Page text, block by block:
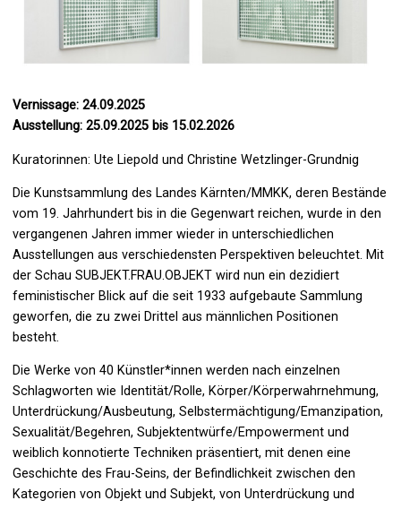
Vernissage: 24.09.2025
Ausstellung: 25.09.2025 bis 15.02.2026
Kuratorinnen: Ute Liepold und Christine Wetzlinger-Grundnig
Die Kunstsammlung des Landes Kärnten/MMKK, deren Bestände
vom 19. Jahrhundert bis in die Gegenwart reichen, wurde in den
vergangenen Jahren immer wieder in unterschiedlichen
Ausstellungen aus verschiedensten Perspektiven beleuchtet. Mit
der Schau SUBJEKT.FRAU.OBJEKT wird nun ein dezidiert
feministischer Blick auf die seit 1933 aufgebaute Sammlung
geworfen, die zu zwei Drittel aus männlichen Positionen
besteht.
Die Werke von 40 Künstler*innen werden nach einzelnen
Schlagworten wie Identität/Rolle, Körper/Körperwahrnehmung,
Unterdrückung/Ausbeutung, Selbstermächtigung/Emanzipation,
Sexualität/Begehren, Subjektentwürfe/Empowerment und
weiblich konnotierte Techniken präsentiert, mit denen eine
Geschichte des Frau-Seins, der Befindlichkeit zwischen den
Kategorien von Objekt und Subjekt, von Unterdrückung und